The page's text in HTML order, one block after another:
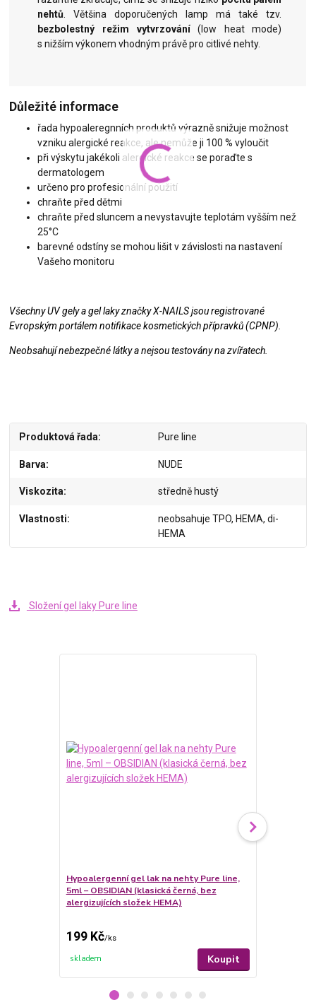
nehtů. Většina doporučených lamp má také tzv.
bezbolestný režim vytvrzování(low heat mode)
s nižším výkonem vhodným právě pro citlivé nehty.
Důležité informace
řada hypoaleregnních produktů výrazně snižuje možnost
vzniku alergické reakce, ale nemůže ji 100 % vyloučit
při výskytu jakékoli alergické reakce se poraďte s
dermatologem
určeno pro profesionální použití
chraňte před dětmi
chraňte před sluncem a nevystavujte teplotám vyšším než
25°C
barevné odstíny se mohou lišit v závislosti na nastavení
Vašeho monitoru
Všechny UV gely a gel laky značky X-NAILS jsou registrované
Evropským portálem notifikace kosmetických přípravků (CPNP).
Neobsahují nebezpečné látky a nejsou testovány na zvířatech.
Produktová řada Pure line
Barva NUDE
Viskozita středně hustý
Vlastnosti
neobsahuje TPO, HEMA, di-
HEMA
Složení gel laky Pure line
Hypoalergenní gel lak na nehty Pure line,
5ml – OBSIDIAN (klasická černá, bez
alergizujících složek HEMA)
199 Kč/ks
skladem Koupit